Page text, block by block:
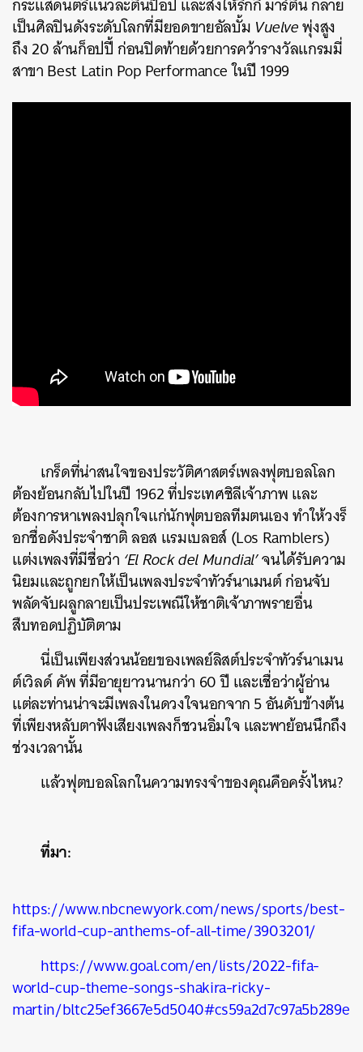
เป็นศิลปินดังระดับโลกที่มียอดขายอัลบั้ม Vuelveพุ่งสูง
ถึง 20 ล้านก็อปปี้ ก่อนปิดท้ายด้วยการคว้ารางวัลแกรมมี่
สาขา Best Latin Pop Performance ในปี 1999
เกร็ดที่น่าสนใจของประวัติศาสตร์เพลงฟุตบอลโลก
ต้องย้อนกลับไปในปี 1962 ที่ประเทศชิลีเจ้าภาพ และ
ต้องการหาเพลงปลุกใจแก่นักฟุตบอลทีมตนเอง ทำให้วงร็
อกชื่อดังประจำชาติ ลอส แรมเบลอส์ (Los Ramblers)
แต่งเพลงที่มีชื่อว่า ‘El Rock del Mundial’จนได้รับความ
นิยมและถูกยกให้เป็นเพลงประจำทัวร์นาเมนต์ ก่อนจับ
พลัดจับผลูกลายเป็นประเพณีให้ชาติเจ้าภาพรายอื่น
สืบทอดปฏิบัติตาม
นี่เป็นเพียงส่วนน้อยของเพลย์ลิสต์ประจำทัวร์นาเมน
ต์เวิลด์ คัพ ที่มีอายุยาวนานกว่า 60 ปี และเชื่อว่าผู้อ่าน
แต่ละท่านน่าจะมีเพลงในดวงใจนอกจาก 5 อันดับข้างต้น
ที่เพียงหลับตาฟังเสียงเพลงก็ชวนอิ่มใจ และพาย้อนนึกถึง
ช่วงเวลานั้น
แล้วฟุตบอลโลกในความทรงจำของคุณคือครั้งไหน?
ที่มา:
https://www.nbcnewyork.com/news/sports/best-
fifa-world-cup-anthems-of-all-time/3903201/
https://www.goal.com/en/lists/2022-fifa-
world-cup-theme-songs-shakira-ricky-
martin/bltc25ef3667e5d5040#cs59a2d7c97a5b289e